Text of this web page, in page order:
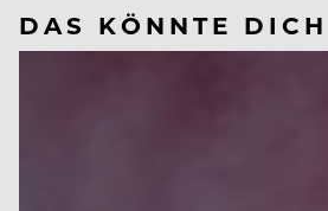
DAS KÖNNTE